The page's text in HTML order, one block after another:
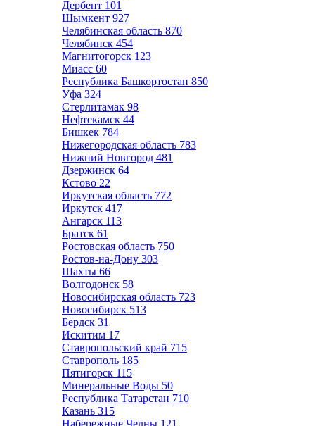
Дербент 101
Шымкент 927
Челябинская область 870
Челябинск 454
Магнитогорск 123
Миасс 60
Республика Башкортостан 850
Уфа 324
Стерлитамак 98
Нефтекамск 44
Бишкек 784
Нижегородская область 783
Нижний Новгород 481
Дзержинск 64
Кстово 22
Иркутская область 772
Иркутск 417
Ангарск 113
Братск 61
Ростовская область 750
Ростов-на-Дону 303
Шахты 66
Волгодонск 58
Новосибирская область 723
Новосибирск 513
Бердск 31
Искитим 17
Ставропольский край 715
Ставрополь 185
Пятигорск 115
Минеральные Воды 50
Республика Татарстан 710
Казань 315
Набережные Челны 121